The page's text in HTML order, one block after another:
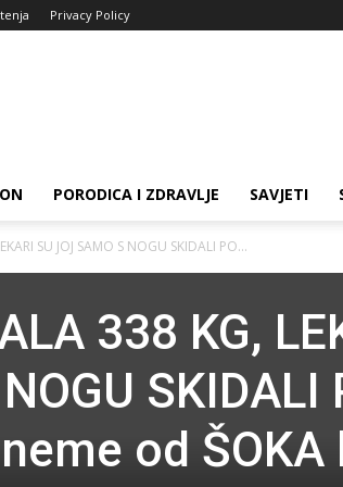
Privacy Policy
PORODICA I ZDRAVLJE SAVJETI
SU JOJ SAMO S NOGU SKIDALI PO...
338 KG,
SKIDALI
od